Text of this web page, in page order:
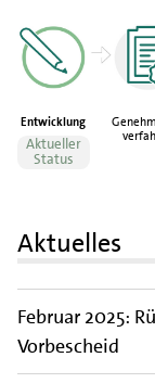
Entwicklung
Aktueller
Status
Aktuelles
Februar 2025:
Vorbescheid